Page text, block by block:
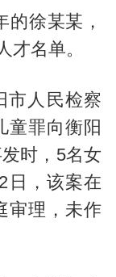
徐某某，
才名单。
市人民检察
童罪向衡阳
时，5名女
日，该案在
审理，未作